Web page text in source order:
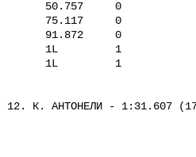
50.757 0
75.117 0
91.872 0
1L 1
1L 1
12. К. АНТОНЕЛИ - 1:31.607